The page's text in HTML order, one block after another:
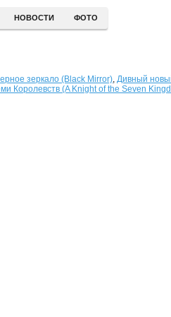
НОВОСТИ ФОТО
зеркало (Black Mirror), Дивный
Королевств (A Knight of the Seven